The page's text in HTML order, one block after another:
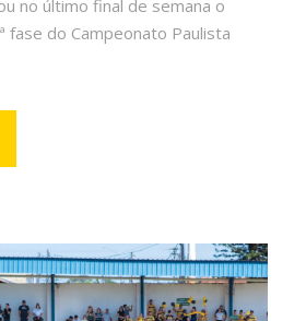
no último final de semana o
fase do Campeonato Paulista